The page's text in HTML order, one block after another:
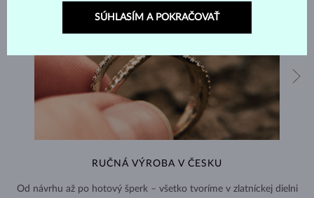
RUČNÁ VÝROBA V ČESKU
Od návrhu až po hotový šperk – všetko tvoríme v zlatníckej dielni
SÚHLASÍM A POKRAČOVAŤ